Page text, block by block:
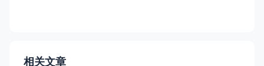
相关文章